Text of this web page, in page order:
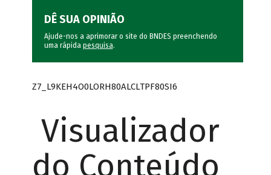
DÊ SUA OPINIÃO
Ajude-nos a aprimorar o site do BNDES preenchendo
uma rápida pesquisa.
Z7_L9KEH4O0LORH80ALCLTPF80SI6
Visualizador
do Conteúdo